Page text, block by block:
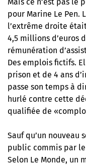
pour Marine Le Pen.
l’extrême droite
4,5 millions d’euros
rémunération
Des emplois fictifs.
prison et de 4 ans
passe son temps à
hurlé contre cette
qualifiée de
Sauf qu’un nouveau
public commis par
Selon Le Monde, un